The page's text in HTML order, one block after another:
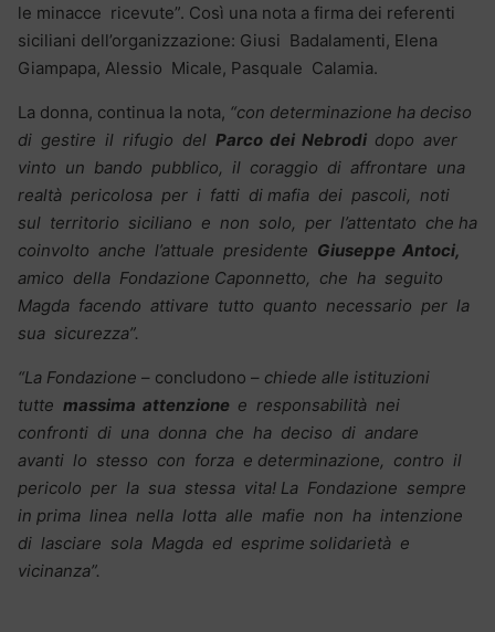
le minacce ricevute”. Così una nota a firma dei referenti
siciliani dell’organizzazione: Giusi Badalamenti, Elena
Giampapa, Alessio Micale, Pasquale Calamia.
La donna, continua la nota, “con determinazione ha deciso
di gestire il rifugio del Parco dei Nebrodi dopo aver
vinto un bando pubblico, il coraggio di affrontare una
realtà pericolosa per i fatti di mafia dei pascoli, noti
sul territorio siciliano e non solo, per l’attentato che ha
coinvolto anche l’attuale presidente Giuseppe Antoci,
amico della Fondazione Caponnetto, che ha seguito
Magda facendo attivare tutto quanto necessario per la
sua sicurezza”.
“La Fondazione – concludono – chiede alle istituzioni
tutte massima attenzione e responsabilità nei
confronti di una donna che ha deciso di andare
avanti lo stesso con forza e determinazione, contro il
pericolo per la sua stessa vita! La Fondazione sempre
in prima linea nella lotta alle mafie non ha intenzione
di lasciare sola Magda ed esprime solidarietà e
vicinanza”.